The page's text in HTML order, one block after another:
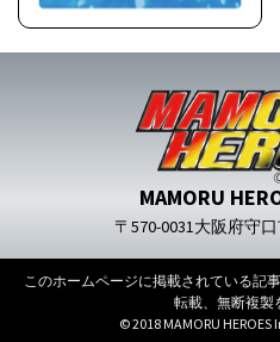
MAMORU
〒570-0031大阪府守
このホームページに掲載されている記
転載、無断複製
© 2018 MAMORU HEROES